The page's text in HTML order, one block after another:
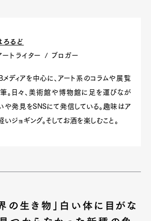
ろるど
ートライター / ブロガー
ディアを中心に、アート系のコラムや展覧
。日々、美術館や博物館に足を運びなが
や発見をSNSにて発信している。趣味はア
ジョギング。そしてお酒を楽しむこと。
の生き物」白い体に目がな